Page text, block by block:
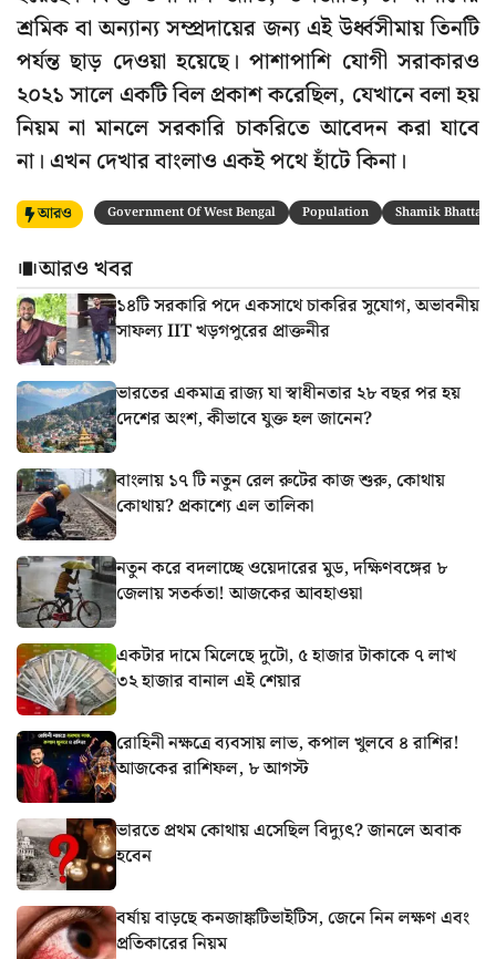
শ্রমিক বা অন্যান্য সম্প্রদায়ের জন্য এই উর্ধ্বসীমায় তিনটি
পর্যন্ত ছাড় দেওয়া হয়েছে। পাশাপাশি যোগী সরাকারও
২০২১ সালে একটি বিল প্রকাশ করেছিল, যেখানে বলা হয়
নিয়ম না মানলে সরকারি চাকরিতে আবেদন করা যাবে
না। এখন দেখার বাংলাও একই পথে হাঁটে কিনা।
আরও Government Of West Bengal Population Shamik
আরও খবর
১৪টি সরকারি পদে একসাথে চাকরির সুযোগ, অভাবনীয়
সাফল্য IIT খড়গপুরের প্রাক্তনীর
ভারতের একমাত্র রাজ্য যা স্বাধীনতার ২৮ বছর পর হয়
দেশের অংশ, কীভাবে যুক্ত হল জানেন?
বাংলায় ১৭ টি নতুন রেল রুটের কাজ শুরু, কোথায়
কোথায়? প্রকাশ্যে এল তালিকা
নতুন করে বদলাচ্ছে ওয়েদারের মুড, দক্ষিণবঙ্গের ৮
জেলায় সতর্কতা! আজকের আবহাওয়া
একটার দামে মিলেছে দুটো, ৫ হাজার টাকাকে ৭ লাখ
৩২ হাজার বানাল এই শেয়ার
রোহিনী নক্ষত্রে ব্যবসায় লাভ, কপাল খুলবে ৪ রাশির!
আজকের রাশিফল, ৮ আগস্ট
ভারতে প্রথম কোথায় এসেছিল বিদ্যুৎ? জানলে অবাক
হবেন
বর্ষায় বাড়ছে কনজাঙ্কটিভাইটিস, জেনে নিন লক্ষণ এবং
প্রতিকারের নিয়ম